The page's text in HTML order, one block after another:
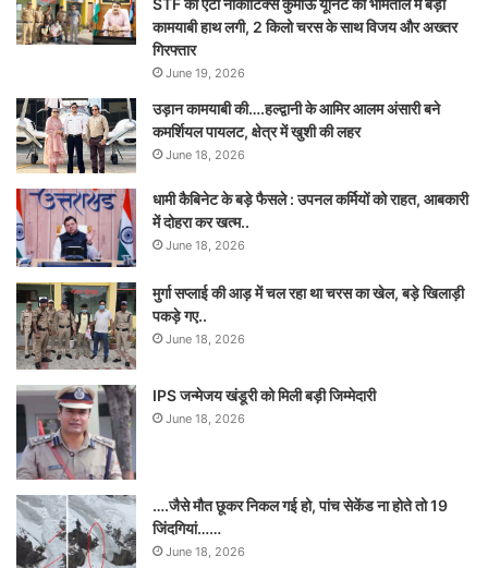
कामयाबी हाथ लगी, 2 किलो चरस के साथ विजय और अख्तर
गिरफ्तार
June 19, 2026
उड़ान कामयाबी की….हल्द्वानी के आमिर आलम अंसारी बने
कमर्शियल पायलट, क्षेत्र में खुशी की लहर
June 18, 2026
धामी कैबिनेट के बड़े फैसले : उपनल कर्मियों को राहत, आबकारी
में दोहरा कर खत्म..
June 18, 2026
मुर्गा सप्लाई की आड़ में चल रहा था चरस का खेल, बड़े खिलाड़ी
पकड़े गए..
June 18, 2026
IPS जन्मेजय खंडूरी को मिली बड़ी जिम्मेदारी
June 18, 2026
….जैसे मौत छूकर निकल गई हो, पांच सेकेंड ना होते तो 19
जिंदगियां……
June 18, 2026